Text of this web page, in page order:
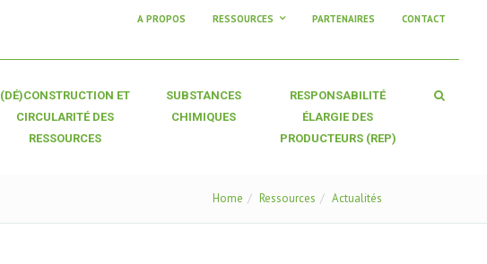
A PROPOS RESSOURCES PARTENAIRES CONTACT
(DÉ)CONSTRUCTION ET
CIRCULARITÉ DES
RESSOURCES
SUBSTANCES
CHIMIQUES
RESPONSABILITÉ
ÉLARGIE DES
PRODUCTEURS (REP)
Home Ressources Actualités